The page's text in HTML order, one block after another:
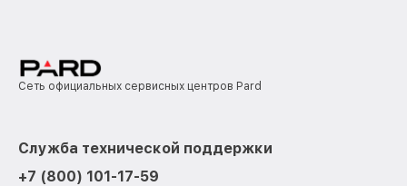
Сеть официальных сервисных центров Pard
Служба технической поддержки
+7 (800) 101-17-59